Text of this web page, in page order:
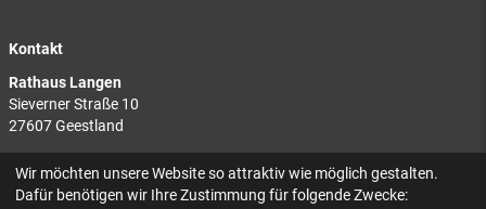
Kontakt
Rathaus Langen
Sieverner Straße 10
27607 Geestland
Rathaus Bad Bederkesa
Am Markt 8
Wir möchten unsere Website so attraktiv wie möglich gestalten.
Dafür benötigen wir Ihre Zustimmung für folgende Zwecke: